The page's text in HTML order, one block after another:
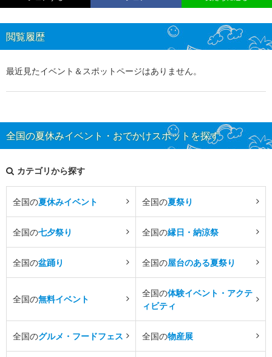
閲覧履歴
最近見たイベント＆スポットページはありません。
全国の夏休みイベント・おでかけスポットを探す
カテゴリから探す
全国の夏休みイベント 全国の夏祭り
全国の七夕祭り 全国の縁日・納涼祭
全国の盆踊り 全国の屋台のある夏祭り
全国の無料イベント
全国の体験イベント・アクテ
ィビティ
全国のグルメ・フードフェス 全国の物産展